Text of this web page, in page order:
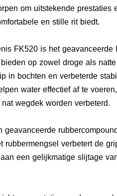
om uitstekende prestaties
en stille rit biedt.
FK520 is het geavanceerde
op zowel droge als
in bochten en verbeterde
water effectief af te
wegdek worden verbeterd.
verbetert de
een gelijkmatige slijtage